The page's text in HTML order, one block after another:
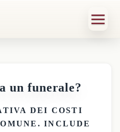
un funerale?
DEI COSTI
. INCLUDE